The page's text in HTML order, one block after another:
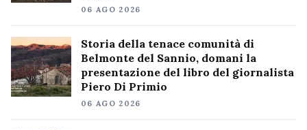
06 AGO 2026
Storia della tenace comunità di
Belmonte del Sannio, domani la
presentazione del libro del giornalista
Piero Di Primio
06 AGO 2026